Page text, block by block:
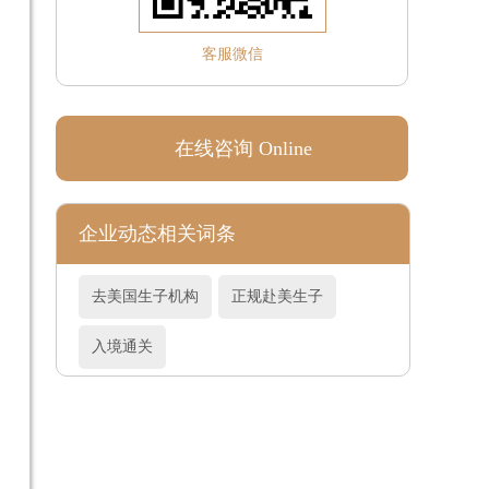
客服微信
在线咨询 Online
企业动态相关词条
去美国生子机构 正规赴美生子
入境通关